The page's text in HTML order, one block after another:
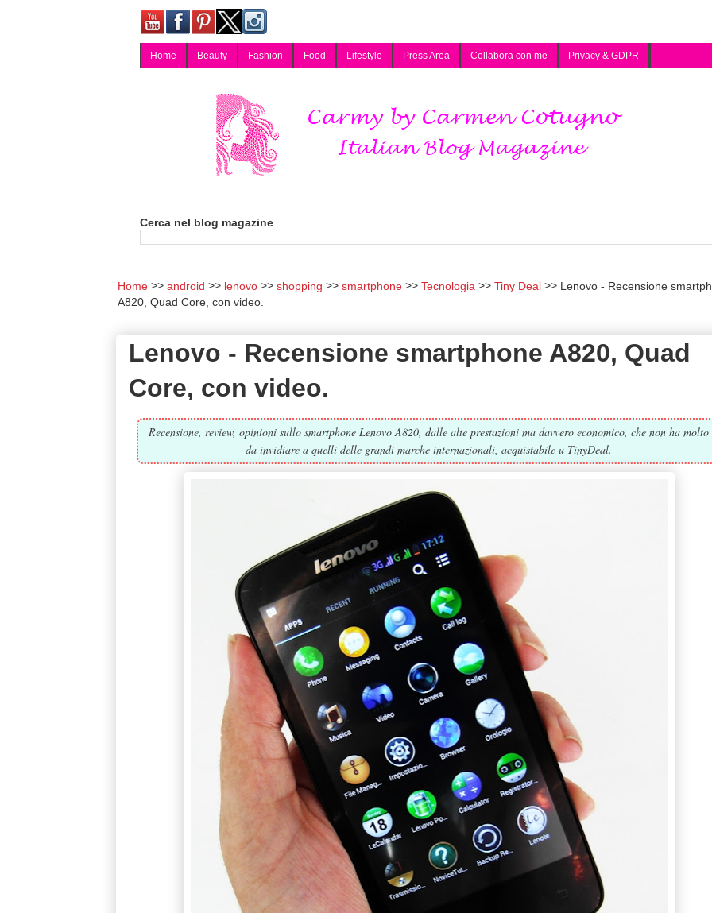
Home Beauty Fashion Food Lifestyle Press Area Collabora con me Privacy & GDPR
Cerca nel blog magazine
Home android lenovo shopping smartphone Tecnologia Tiny Deal
Lenovo - Recensione
A820, Quad Core, con video.
Lenovo - Recensione smartphone A820, Quad
Core, con video.
Recensione, review, opinioni sullo smartphone Lenovo A820, dalle alte prestazioni ma davvero economico, che non ha molto
da invidiare a quelli delle grandi marche internazionali, acquistabile u TinyDeal.